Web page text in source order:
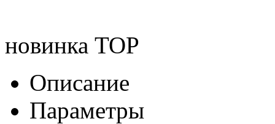
новинка TOP
Описание
Параметры